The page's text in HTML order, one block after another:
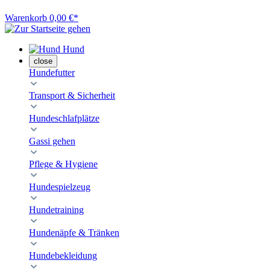
Warenkorb 0,00 €*
Hund
close
Hundefutter
Transport & Sicherheit
Hundeschlafplätze
Gassi gehen
Pflege & Hygiene
Hundespielzeug
Hundetraining
Hundenäpfe & Tränken
Hundebekleidung